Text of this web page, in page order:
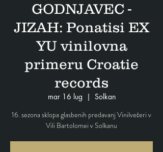
GODNJAVEC -
JIZAH: Ponatisi EX
YU vinilovna
primeru Croatie
records
mar 16 lug
  |
Solkan
16. sezona sklopa glasbenih predavanj Vinilvečeri v
Vili Bartolomei v Solkanu